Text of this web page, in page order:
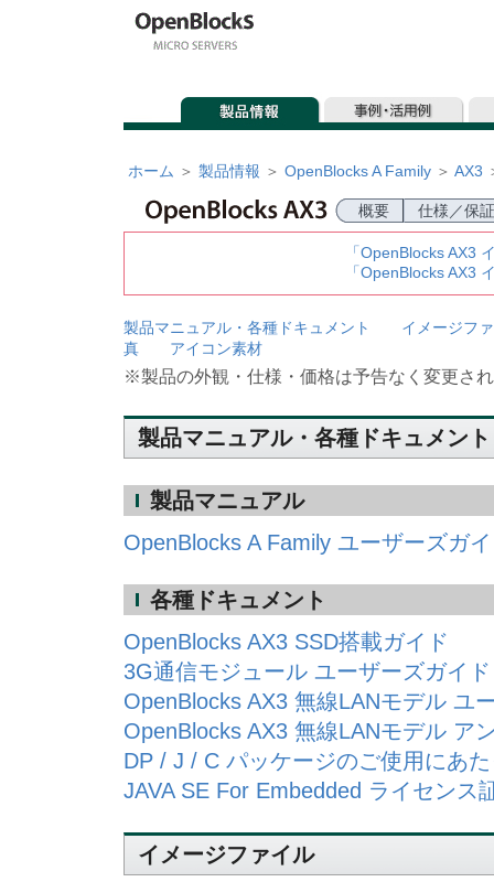
ホーム ＞ 製品情報 ＞ OpenBlocks A Family ＞ AX3
概要 仕様／保証
「OpenBlocks AX3
「OpenBlocks AX3
製品マニュアル・各種ドキュメント
イメージフ
真
アイコン素材
※製品の外観・仕様・価格は予告なく変更さ
製品マニュアル・各種ドキュメント
製品マニュアル
OpenBlocks A Family ユーザーズガ
各種ドキュメント
OpenBlocks AX3 SSD搭載ガイド
3G通信モジュール ユーザーズガイド
OpenBlocks AX3 無線LANモデル ユ
OpenBlocks AX3 無線LANモデル ア
DP / J / C パッケージのご使用にあ
JAVA SE For Embedded ライセンス
イメージファイル